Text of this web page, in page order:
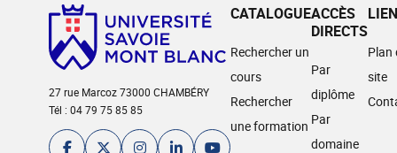
27 rue Marcoz 73000 CHAMBÉRY
Tél : 04 79 75 85 85
CATALOGUE
Rechercher un
cours
Rechercher
une formation
ACCÈS
DIRECTS
Par
diplôme
Par
domaine
Plan
site